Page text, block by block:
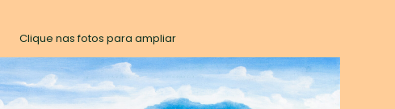
Clique nas fotos para ampliar